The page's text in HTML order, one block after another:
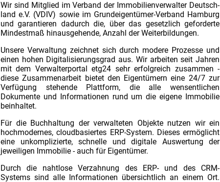
Wir sind Mitglied im Verband der Immobilienverwalter Deutsch-
land e.V. (VDIV) sowie im Grundeigentümer-Verband Hamburg
und garantieren dadurch die, über das gesetzlich geforderte
Mindestmaß hinausgehende, Anzahl der Weiterbildungen.
Unsere Verwaltung zeichnet sich durch modere Prozesse und
einen hohen Digitalisierungsgrad aus. Wir arbeiten seit Jahren
mit dem Verwalterportal etg24 sehr erfolgreich zusammen -
diese Zusammenarbeit bietet den Eigentümern eine 24/7 zur
Verfügung stehende Plattform, die alle wensentlichen
Dokumente und Informationen rund um die eigene Immobilie
beinhaltet.
Für die Buchhaltung der verwalteten Objekte nutzen wir ein
hochmodernes, cloudbasiertes ERP-System. Dieses ermöglicht
eine unkomplizierte, schnelle und digitale Auswertung der
jeweiligen Immobilie - auch für Eigentümer.
Durch die nahtlose Verzahnung des ERP- und des CRM-
Systems sind alle Informationen übersichtlich an einem Ort.